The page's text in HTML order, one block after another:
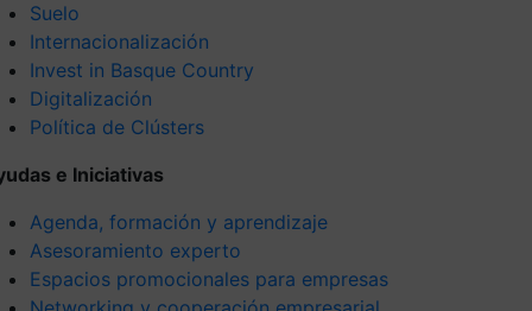
Suelo
Internacionalización
Invest in Basque Country
Digitalización
Política de Clústers
e Iniciativas
Agenda, formación y aprendizaje
Asesoramiento experto
Espacios promocionales para empresas